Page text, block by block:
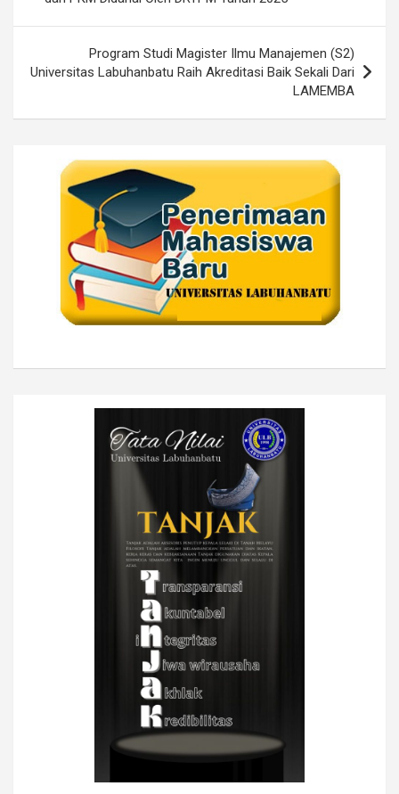
Program Studi Magister Ilmu Manajemen (S2)
Universitas Labuhanbatu Raih Akreditasi Baik Sekali Dari
LAMEMBA